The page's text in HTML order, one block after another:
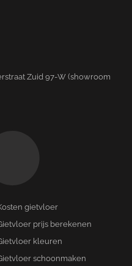
Zuid 97-W (showroom
gietvloer
prijs berekenen
kleuren
schoonmaken